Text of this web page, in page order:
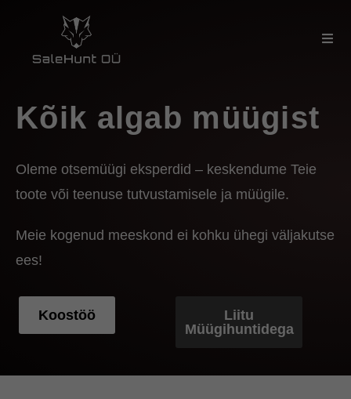
Kõik algab müügist
Oleme otsemüügi eksperdid – keskendume Teie
toote või teenuse tutvustamisele ja müügile.
Meie kogenud meeskond ei kohku ühegi väljakutse
ees!
Koostöö
Liitu
Müügihuntidega